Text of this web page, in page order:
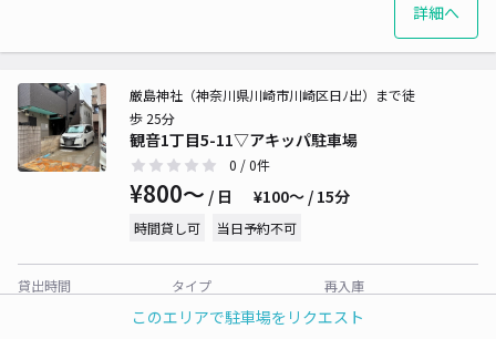
このエリアで駐車場をリクエスト
詳細へ
観音1丁目5-11▽アキッパ駐車場
厳島神社（神奈川県川崎市川崎区日ﾉ出）まで徒
歩 25分
0 / 0件
¥800〜 / 日 ¥100〜 / 15分
時間貸し可 当日予約不可
貸出時間
タイプ
平置き
再入庫
可